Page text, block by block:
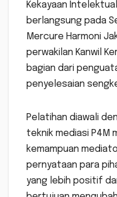
Kekayaan
berlangsung pada
Mercure Harmoni
perwakilan Kanwil
bagian dari
penyelesaian
Pelatihan diawali
teknik mediasi P4M
kemampuan
pernyataan para
yang lebih positif